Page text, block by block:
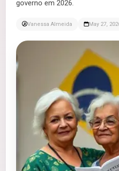
governo em 2026.
Vanessa Almeida May 27,